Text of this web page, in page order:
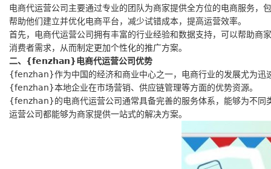
电商代运营公司主要通过专业的团队为商家提供全方位的电商服务
帮助他们建立并优化电商平台，减少试错成本，提高运营效率。
首先，电商代运营公司拥有丰富的行业经验和数据支持，可以帮助商
消费者需求，从而制定更加个性化的推广方案。
二、{fenzhan}电商代运营公司优势
{fenzhan}作为中国的经济和商业中心之一，电商行业的发展尤为
{fenzhan}本地企业在市场营销、供应链管理等方面的优势资源。
{fenzhan}的电商代运营公司通常具备完善的服务体系，能够为不
运营公司都能够为商家提供一站式的解决方案。